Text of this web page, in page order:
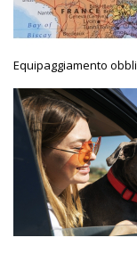
Equipaggiamento